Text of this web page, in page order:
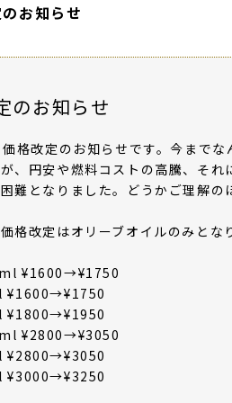
お知らせ
のお知らせ
格改定のお知らせです。今まで
、円安や燃料コストの高騰、そ
難となりました。どうかご理解
格改定はオリーブオイルのみとな
¥1600→¥1750
¥1600→¥1750
¥1800→¥1950
¥2800→¥3050
¥2800→¥3050
¥3000→¥3250